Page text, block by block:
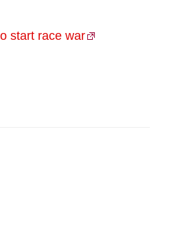
start race war